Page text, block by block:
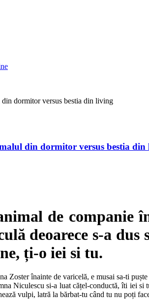
din dormitor versus bestia din
de companie
deoarece s-a
ți-o iei si tu.
Zoster înainte de varicelă, e musai sa-ti
Niculescu si-a luat cățel-conductă, îti iei
vulpi, latră la bărbat-tu când tu nu poți